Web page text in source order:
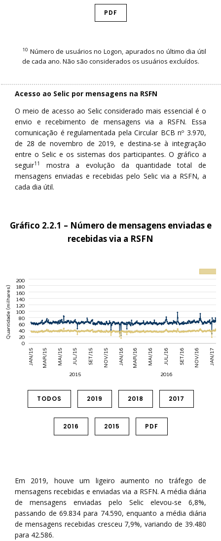
PDF
10 Número de usuários no Logon, apurados no último dia útil
de cada ano. Não são considerados os usuários excluídos.
Acesso ao Selic por mensagens na RSFN
O meio de acesso ao Selic considerado mais essencial é o
envio e recebimento de mensagens via a RSFN. Essa
comunicação é regulamentada pela Circular BCB nº 3.970,
de 28 de novembro de 2019, e destina-se à integração
entre o Selic e os sistemas dos participantes. O gráfico a
seguir11
mostra a evolução da quantidade total de
mensagens enviadas e recebidas pelo Selic via a RSFN, a
cada dia útil.
Gráfico 2.2.1 – Número de mensagens enviadas e
recebidas via a RSFN
TODOS 2019 2018 2017
2016 2015 PDF
Em 2019, houve um ligeiro aumento no tráfego de
mensagens recebidas e enviadas via a RSFN. A média diária
de mensagens enviadas pelo Selic elevou-se 6,8%,
passando de 69.834 para 74.590, enquanto a média diária
de mensagens recebidas cresceu 7,9%, variando de 39.480
para 42.586.